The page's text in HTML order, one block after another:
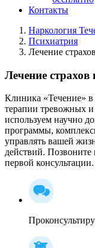
Контакты
Наркология
Психиатрия
Лечение
Лечение
Клиника «Течение» в
терапии тревожных
используем научно
программы,
управлять вашей
действий. Позвоните
первой консультации.